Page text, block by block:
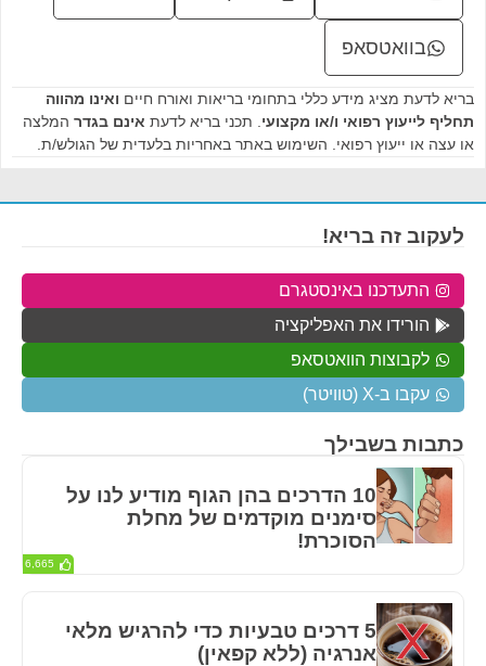
בוואטסאפ
בריא לדעת מציג מידע כללי בתחומי בריאות ואורח חיים ואינו מהווה
תחליף לייעוץ רפואי ו/או מקצועי. תכני בריא לדעת אינם בגדר המלצה
או עצה או ייעוץ רפואי. השימוש באתר באחריות בלעדית של הגולש/ת.
כתבות בשבילך
10 הדרכים בהן הגוף מודיע לנו על
סימנים מוקדמים של מחלת
הסוכרת!
6,665
5 דרכים טבעיות כדי להרגיש מלאי
אנרגיה (ללא קפאין)
לעקוב זה בריא!
התעדכנו באינסטגרם
הורידו את האפליקציה
לקבוצות הוואטסאפ
עקבו ב-X (טוויטר)